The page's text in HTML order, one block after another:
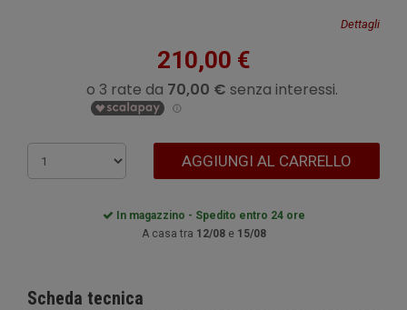
Dettagli
210,00 €
AGGIUNGI AL CARRELLO
In magazzino - Spedito entro 24 ore
A casa tra 12/08e 15/08
Scheda tecnica